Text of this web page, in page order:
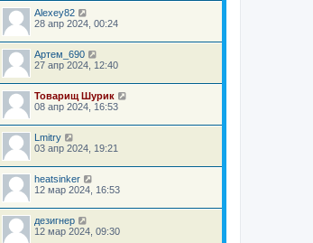
Alexey82
28 апр 2024, 00:24
Артем_690
27 апр 2024, 12:40
Товарищ Шурик
08 апр 2024, 16:53
Lmitry
03 апр 2024, 19:21
heatsinker
12 мар 2024, 16:53
дезигнер
12 мар 2024, 09:30